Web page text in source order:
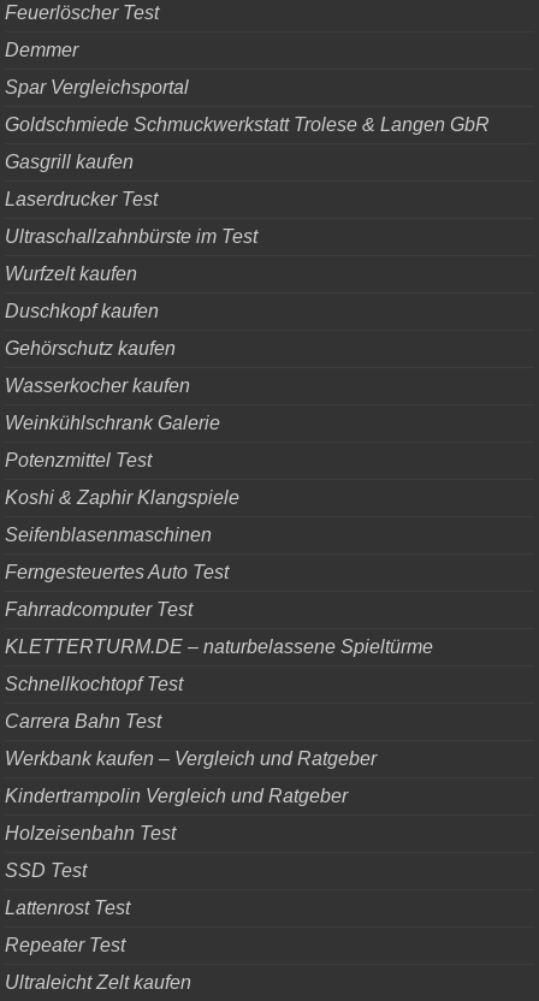
Feuerlöscher Test
Demmer
Spar Vergleichsportal
Goldschmiede Schmuckwerkstatt Trolese & Langen GbR
Gasgrill kaufen
Laserdrucker Test
Ultraschallzahnbürste im Test
Wurfzelt kaufen
Duschkopf kaufen
Gehörschutz kaufen
Wasserkocher kaufen
Weinkühlschrank Galerie
Potenzmittel Test
Koshi & Zaphir Klangspiele
Seifenblasenmaschinen
Ferngesteuertes Auto Test
Fahrradcomputer Test
KLETTERTURM.DE – naturbelassene Spieltürme
Schnellkochtopf Test
Carrera Bahn Test
Werkbank kaufen – Vergleich und Ratgeber
Kindertrampolin Vergleich und Ratgeber
Holzeisenbahn Test
SSD Test
Lattenrost Test
Repeater Test
Ultraleicht Zelt kaufen